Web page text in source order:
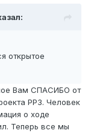
открытое
Вам СПАСИБО от
РР3. Человек
о ходе
Теперь все мы